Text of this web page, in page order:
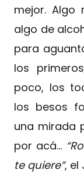
mejor. Algo
algo de
para
los
poco, los
los besos
una mirada
por acá…
te quiere”, el